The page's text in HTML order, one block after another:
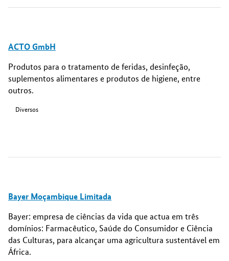
ACTO GmbH
Produtos para o tratamento de feridas, desinfeção,
suplementos alimentares e produtos de higiene, entre
outros.
Diversos
Bayer Moçambique Limitada
Bayer: empresa de ciências da vida que actua em três
domínios: Farmacêutico, Saúde do Consumidor e Ciência
das Culturas, para alcançar uma agricultura sustentável em
África.